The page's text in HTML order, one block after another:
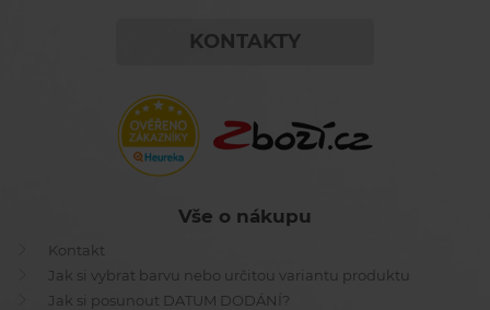
KONTAKTY
Vše o nákupu
Kontakt
Jak si vybrat barvu nebo určitou variantu produktu
Jak si posunout DATUM DODÁNÍ?